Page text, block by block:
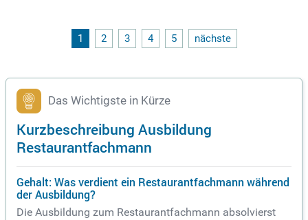
1 2 3 4 5 nächste
Das Wichtigste in Kürze
Kurzbeschreibung Ausbildung
Restaurantfachmann
Gehalt: Was verdient ein Restaurantfachmann während
der Ausbildung?
Die Ausbildung zum Restaurantfachmann absolvierst